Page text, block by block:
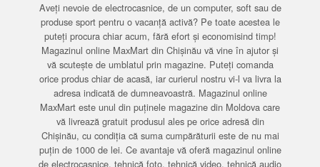
Aveți nevoie de electrocasnice, de un computer, soft sau de
produse sport pentru o vacanță activă? Pe toate acestea le
puteți procura chiar acum, fără efort și economisind timp!
Magazinul online MaxMart din Chișinău vă vine în ajutor și
vă scutește de umblatul prin magazine. Puteți comanda
orice produs chiar de acasă, iar curierul nostru vi-l va livra la
adresa indicată de dumneavoastră. Magazinul online
MaxMart este unul din puținele magazine din Moldova care
vă livrează gratuit produsul ales pe orice adresă din
Chișinău, cu condiția că suma cumpărăturii este de nu mai
puțin de 1000 de lei. Ce avantaje vă oferă magazinul online
de electrocasnice, tehnică foto, tehnică video, tehnică audio